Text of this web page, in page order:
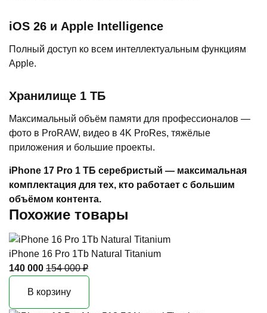
iOS 26 и Apple Intelligence
Полный доступ ко всем интеллектуальным функциям
Apple.
Хранилище 1 ТБ
Максимальный объём памяти для профессионалов —
фото в ProRAW, видео в 4K ProRes, тяжёлые
приложения и большие проекты.
iPhone 17 Pro 1 ТБ серебристый — максимальная
комплектация для тех, кто работает с большим
объёмом контента.
Похожие товары
iPhone 16 Pro 1Tb Natural Titanium
140 000 154 000 ₽
В корзину